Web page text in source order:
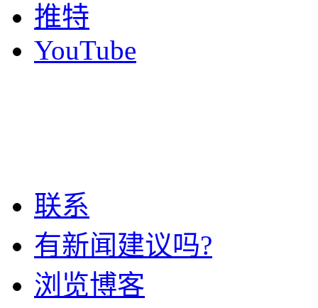
推特
YouTube
联系
有新闻建议吗?
浏览博客